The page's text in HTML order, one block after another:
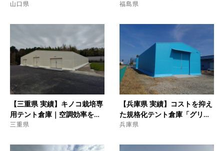
トで作業空間を最適化
山口県
包み込む高難度のオーダーメ
福島県
【三重県 実績】キノコ栽培専
用テント倉庫｜空調効率を追
求した低軒設計と意匠性の融
三重県
【兵庫県 実績】コストを抑え
た規格化テント倉庫「グリッ
ドハウス」2棟同時設置
兵庫県